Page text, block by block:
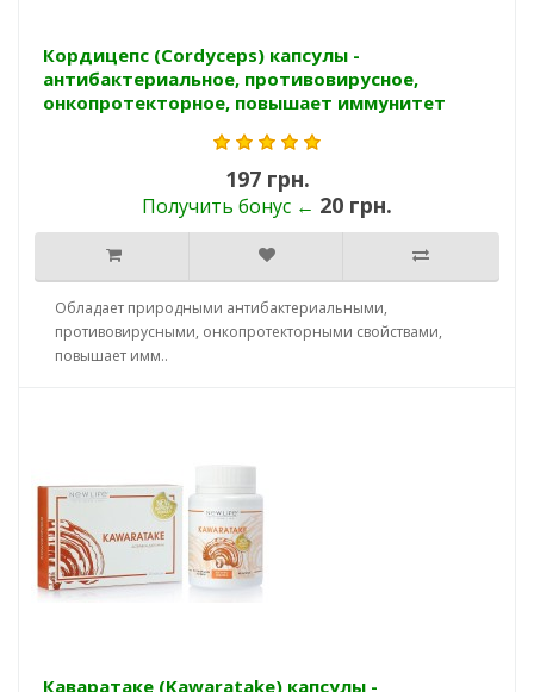
Кордицепс (Cordyceps) капсулы -
антибактериальное, противовирусное,
онкопротекторное, повышает иммунитет
197 грн.
Получить бонус ← 20 грн.
Обладает природными антибактериальными,
противовирусными, онкопротекторными свойствами,
повышает имм..
Каваратаке (Kawaratake) капсулы -